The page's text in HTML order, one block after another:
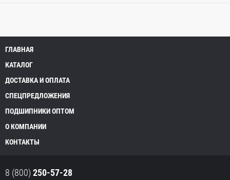
ГЛАВНАЯ
КАТАЛОГ
ДОСТАВКА И ОПЛАТА
СПЕЦПРЕДЛОЖЕНИЯ
ПОДШИПНИКИ ОПТОМ
О КОМПАНИИ
КОНТАКТЫ
8 (800) 250-57-28